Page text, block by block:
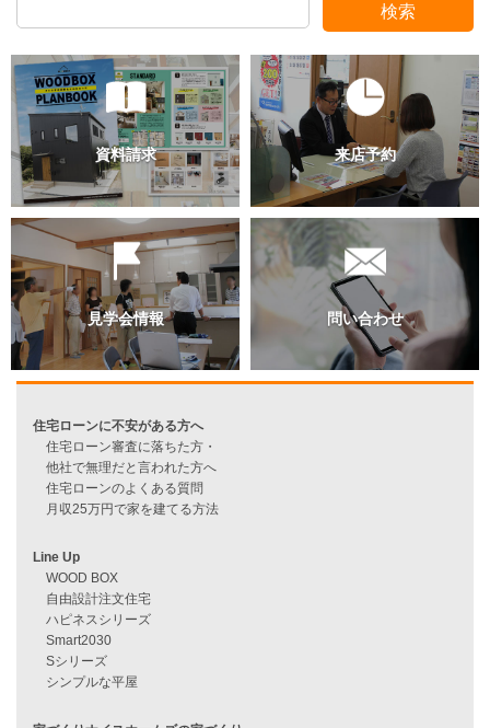
過去のブログ（月別）
検索